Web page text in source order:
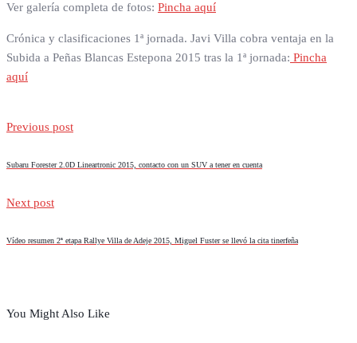
Ver galería completa de fotos: Pincha aquí
Crónica y clasificaciones 1ª jornada. Javi Villa cobra ventaja en la
Subida a Peñas Blancas Estepona 2015 tras la 1ª jornada: Pincha
aquí
Previous post
Subaru Forester 2.0D Lineartronic 2015, contacto con un SUV a tener en cuenta
Next post
Vídeo resumen 2ª etapa Rallye Villa de Adeje 2015, Miguel Fuster se llevó la cita tinerfeña
You Might Also Like